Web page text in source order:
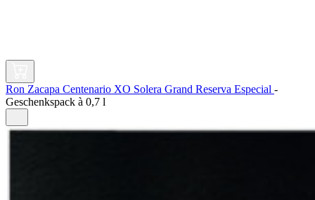
Ron Zacapa Centenario XO Solera Grand Reserva Especial -
Geschenkspack à 0,7 l